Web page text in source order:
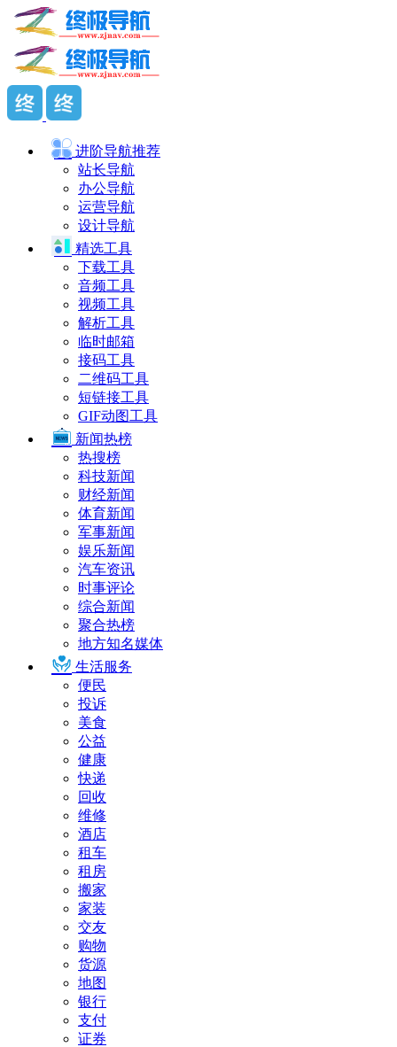
进阶导航推荐
站长导航
办公导航
运营导航
设计导航
精选工具
下载工具
音频工具
视频工具
解析工具
临时邮箱
接码工具
二维码工具
短链接工具
GIF动图工具
新闻热榜
热搜榜
科技新闻
财经新闻
体育新闻
军事新闻
娱乐新闻
汽车资讯
时事评论
综合新闻
聚合热榜
地方知名媒体
生活服务
便民
投诉
美食
公益
健康
快递
回收
维修
酒店
租车
租房
搬家
家装
交友
购物
货源
地图
银行
支付
证券